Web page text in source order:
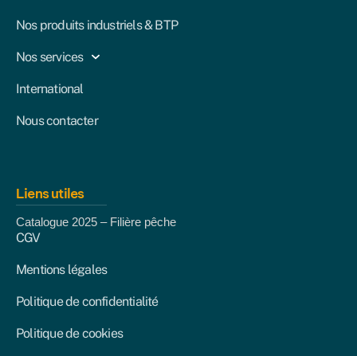
Nos produits industriels & BTP
Nos services
International
Nous contacter
Liens utiles
Catalogue 2025 – Filière pêche
CGV
Mentions légales
Politique de confidentialité
Politique de cookies